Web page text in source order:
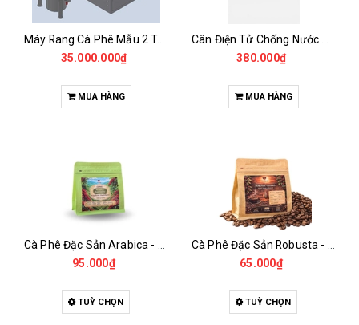
Máy Rang Cà Phê Mẫu 2 Trống Rang (500+500gr)
35.000.000₫
MUA HÀNG
380.000₫
MUA HÀNG
95.000₫
TUỲ CHỌN
65.000₫
TUỲ CHỌN